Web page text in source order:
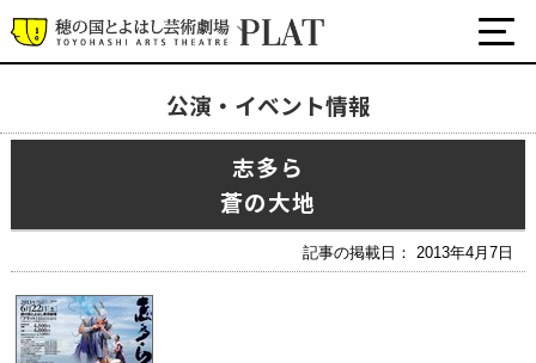
公演・イベント情報
志多ら
蒼の大地
記事の掲載日： 2013年4月7日
最新の公演・イベント情報
演劇・ダンス・音楽など
ワークショップ・講座
イベント
プラットについて